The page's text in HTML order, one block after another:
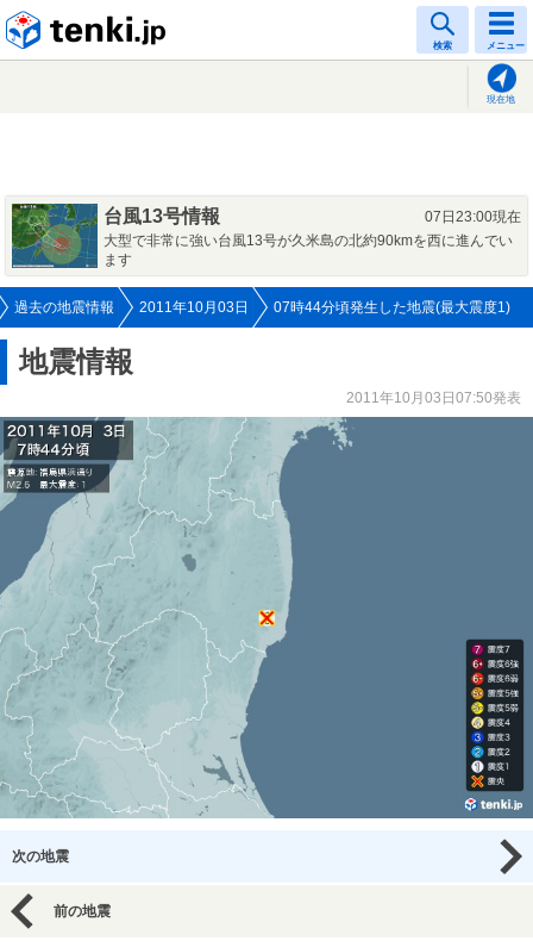
検索 メニュー
現在地
台風13号情報
07日23:00現在
大型で非常に強い台風13号が久米島の北約90kmを西に進んでい
ます
過去の地震情報 2011年10月03日 07時44分頃発生した地震(最大震度1)
地震情報
2011年10月03日07:50発表
次の地震
前の地震